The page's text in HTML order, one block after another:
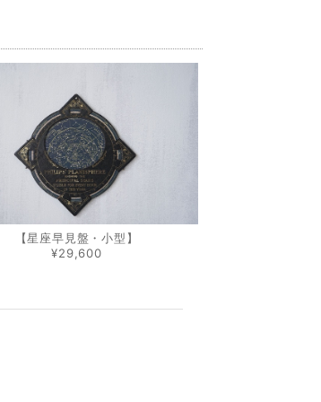
【星座早見盤・小型】
¥29,600